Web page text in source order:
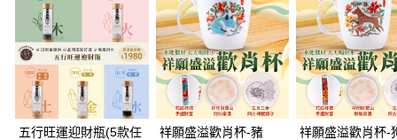
Apple Pay
街口支付
悠遊付
Google Pay
五行旺運迎財瓶(5款任
祥願盛溢歡肖杯-豬 祥願盛溢歡肖杯-